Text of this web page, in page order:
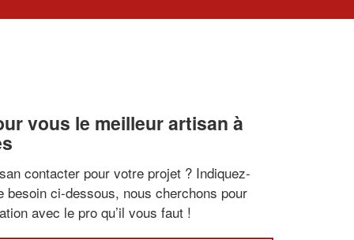
vous le meilleur artisan à
contacter pour votre projet ? Indiquez-
besoin ci-dessous, nous cherchons pour
avec le pro qu’il vous faut !